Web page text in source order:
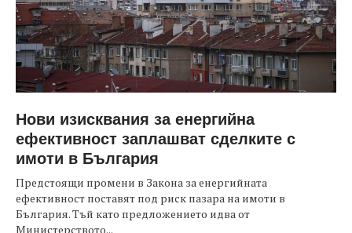
Нови изисквания за енергийна
ефективност заплашват сделките с
имоти в България
Предстоящи промени в Закона за енергийната
ефективност поставят под риск пазара на имоти в
България. Тъй като предложението идва от
Министерството...